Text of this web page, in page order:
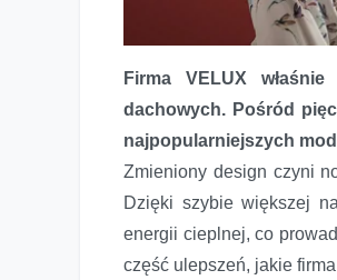
Firma VELUX
dachowych. Pośród
najpopularniejszych
Zmieniony design czyni
Dzięki szybie większej
energii cieplnej, co
część ulepszeń, jakie